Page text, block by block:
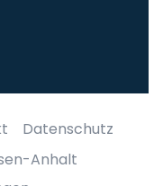
Datenschutz
Anhalt